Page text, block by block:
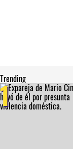
Trending
1